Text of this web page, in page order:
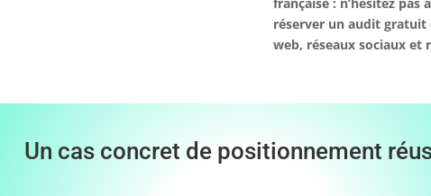
réserver un audit
web, réseaux sociaux et
Un cas concret de positionnement